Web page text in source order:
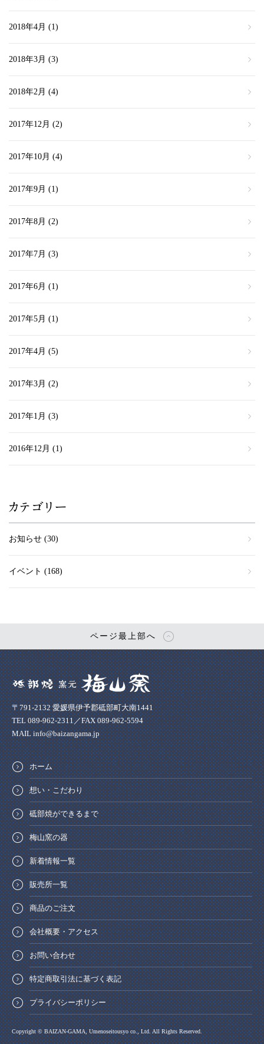
2018年4月 (1)
2018年3月 (3)
2018年2月 (4)
2017年12月 (2)
2017年10月 (4)
2017年9月 (1)
2017年8月 (2)
2017年7月 (3)
2017年6月 (1)
2017年5月 (1)
2017年4月 (5)
2017年3月 (2)
2017年1月 (3)
2016年12月 (1)
カテゴリー
お知らせ (30)
イベント (168)
ページ最上部へ
〒791-2132 愛媛県伊予郡砥部町大南1441
TEL 089-962-2311／FAX 089-962-5594
MAIL info@baizangama.jp
ホーム
想い・こだわり
砥部焼ができるまで
梅山窯の器
新着情報一覧
販売所一覧
商品のご注文
会社概要・アクセス
お問い合わせ
特定商取引法に基づく表記
プライバシーポリシー
Copyright © BAIZAN-GAMA, Umenoseitousyo co., Ltd. All Rights Reserved.